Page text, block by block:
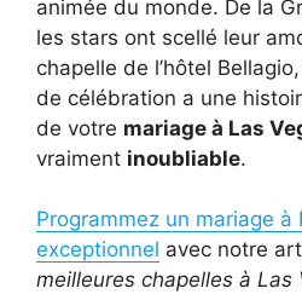
animée du monde. De la
les stars ont scellé leur
chapelle de l’hôtel
de célébration a une
de votre mariage à Las
vraiment inoubliable.
Programmez un mariage
exceptionnel avec notre
meilleures chapelles à Las